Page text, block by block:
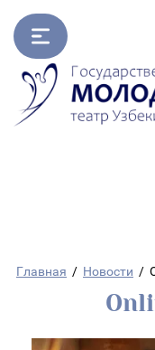
Главная / Новости /